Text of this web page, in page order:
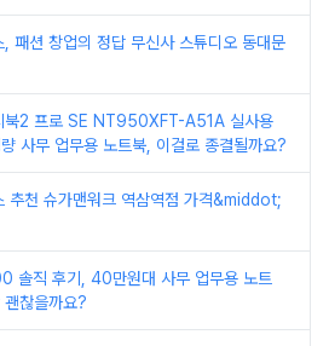
, 패션 창업의 정답 무신사 스튜디오 동대문
북2 프로 SE NT950XFT-A51A 실사용
사무 업무용 노트북, 이걸로 종결될까요?
추천 슈가맨워크 역삼역점 가격&middot;
솔직 후기, 40만원대 사무 업무용 노트
찮을까요?